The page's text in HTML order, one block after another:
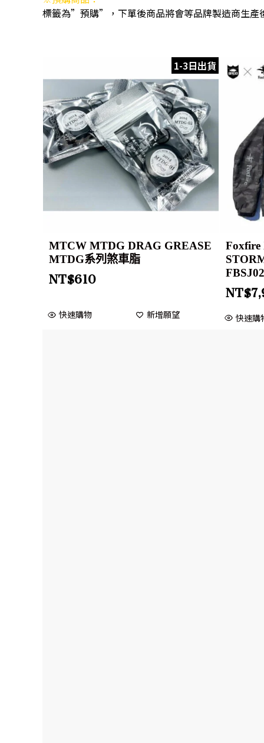
標籤為”預購”，下單後商品將會等品牌製造商生產
1-3日出貨
MTCW MTDG DRAG GREASE
MTDG系列煞車脂
NT$610
快速購物 新增願望
Foxfire
FBSJ02
NT$
快速購